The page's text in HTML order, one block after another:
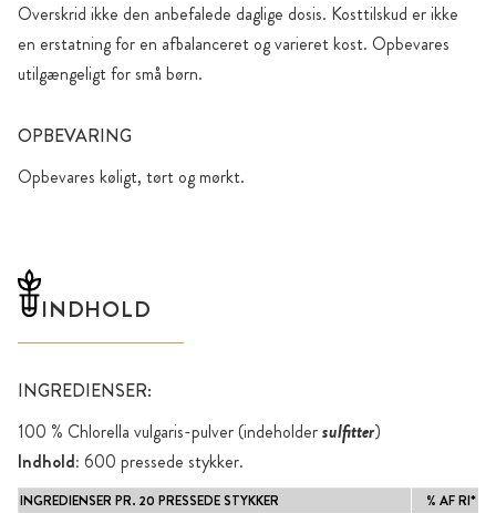
Overskrid ikke den anbefalede daglige dosis. Kosttilskud er ikke
en erstatning for en afbalanceret og varieret kost. Opbevares
utilgængeligt for små børn.
OPBEVARING
Opbevares køligt, tørt og mørkt.
INDHOLD
INGREDIENSER:
100 % Chlorella vulgaris-pulver (indeholdersulfitter)
Indhold: 600 pressede stykker.
INGREDIENSER PR. 20 PRESSEDE STYKKER % AF RI*